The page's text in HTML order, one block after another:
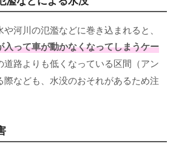
河川の氾濫などに巻き込まれると、
って車が動かなくなってしまうケー
道路よりも低くなっている区間（アン
際なども、水没のおそれがあるため注